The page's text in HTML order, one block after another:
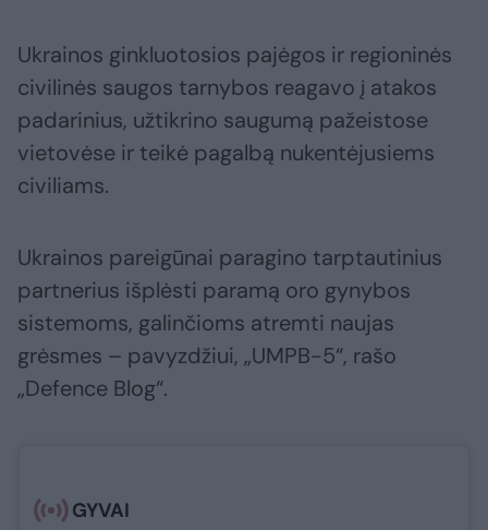
Ukrainos ginkluotosios pajėgos ir regioninės
civilinės saugos tarnybos reagavo į atakos
padarinius, užtikrino saugumą pažeistose
vietovėse ir teikė pagalbą nukentėjusiems
civiliams.
Ukrainos pareigūnai paragino tarptautinius
partnerius išplėsti paramą oro gynybos
sistemoms, galinčioms atremti naujas
grėsmes – pavyzdžiui, „UMPB-5“, rašo
„Defence Blog“.
GYVAI